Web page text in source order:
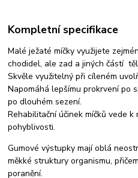
Kompletní specifikace
Malé ježaté míčky využijete
chodidel, ale zad a jiných částí
Skvěle využitelný při cíleném
Napomáhá lepšímu prokrvení po
po dlouhém sezení.
Rehabilitační účinek míčků vede
pohyblivosti.
Gumové výstupky mají oblá
měkké struktury organismu,
poranění.